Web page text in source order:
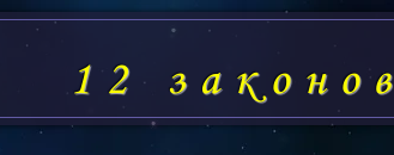
12 законов